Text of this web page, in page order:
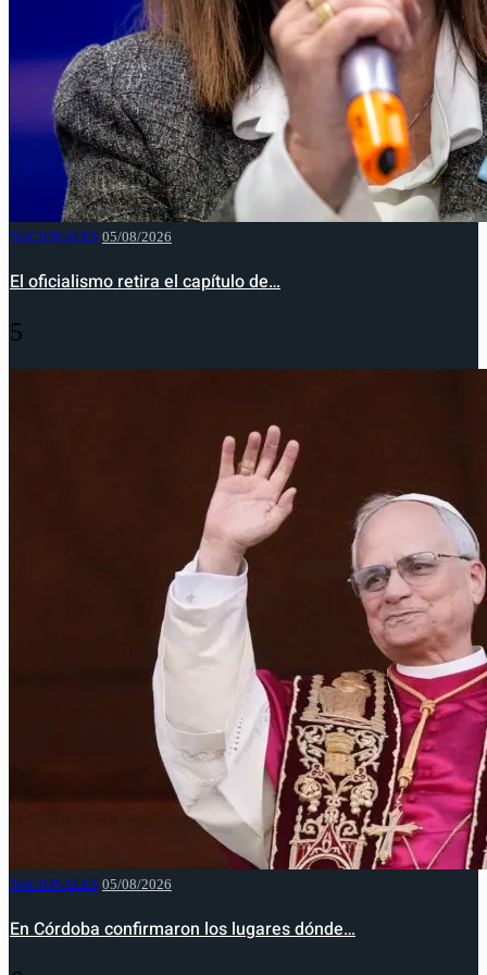
NACIONALES 05/08/2026
El oficialismo retira el capítulo de…
5
NACIONALES 05/08/2026
En Córdoba confirmaron los lugares dónde…